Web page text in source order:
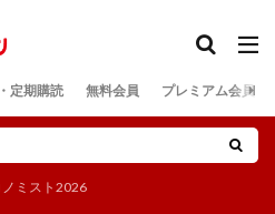
定期購読 無料会員 プレミアム会員
ミスト2026
検索